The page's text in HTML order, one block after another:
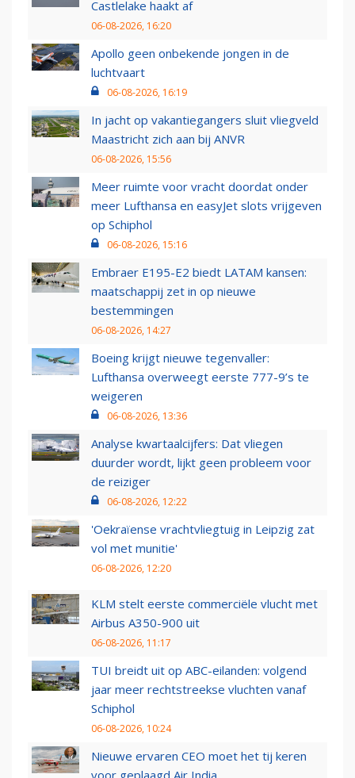
Castlelake haakt af
06-08-2026, 16:20
Apollo geen onbekende jongen in de
luchtvaart
06-08-2026, 16:19
In jacht op vakantiegangers sluit vliegveld
Maastricht zich aan bij ANVR
06-08-2026, 15:56
Meer ruimte voor vracht doordat onder
meer Lufthansa en easyJet slots vrijgeven
op Schiphol
06-08-2026, 15:16
Embraer E195-E2 biedt LATAM kansen:
maatschappij zet in op nieuwe
bestemmingen
06-08-2026, 14:27
Boeing krijgt nieuwe tegenvaller:
Lufthansa overweegt eerste 777-9’s te
weigeren
06-08-2026, 13:36
Analyse kwartaalcijfers: Dat vliegen
duurder wordt, lijkt geen probleem voor
de reiziger
06-08-2026, 12:22
'Oekraïense vrachtvliegtuig in Leipzig zat
vol met munitie'
06-08-2026, 12:20
KLM stelt eerste commerciële vlucht met
Airbus A350-900 uit
06-08-2026, 11:17
TUI breidt uit op ABC-eilanden: volgend
jaar meer rechtstreekse vluchten vanaf
Schiphol
06-08-2026, 10:24
Nieuwe ervaren CEO moet het tij keren